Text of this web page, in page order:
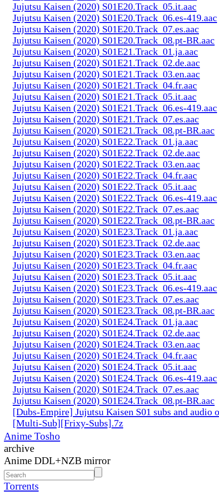
Jujutsu Kaisen (2020) S01E20.Track_05.it.aac
Jujutsu Kaisen (2020) S01E20.Track_06.es-419.aac
Jujutsu Kaisen (2020) S01E20.Track_07.es.aac
Jujutsu Kaisen (2020) S01E20.Track_08.pt-BR.aac
Jujutsu Kaisen (2020) S01E21.Track_01.ja.aac
Jujutsu Kaisen (2020) S01E21.Track_02.de.aac
Jujutsu Kaisen (2020) S01E21.Track_03.en.aac
Jujutsu Kaisen (2020) S01E21.Track_04.fr.aac
Jujutsu Kaisen (2020) S01E21.Track_05.it.aac
Jujutsu Kaisen (2020) S01E21.Track_06.es-419.aac
Jujutsu Kaisen (2020) S01E21.Track_07.es.aac
Jujutsu Kaisen (2020) S01E21.Track_08.pt-BR.aac
Jujutsu Kaisen (2020) S01E22.Track_01.ja.aac
Jujutsu Kaisen (2020) S01E22.Track_02.de.aac
Jujutsu Kaisen (2020) S01E22.Track_03.en.aac
Jujutsu Kaisen (2020) S01E22.Track_04.fr.aac
Jujutsu Kaisen (2020) S01E22.Track_05.it.aac
Jujutsu Kaisen (2020) S01E22.Track_06.es-419.aac
Jujutsu Kaisen (2020) S01E22.Track_07.es.aac
Jujutsu Kaisen (2020) S01E22.Track_08.pt-BR.aac
Jujutsu Kaisen (2020) S01E23.Track_01.ja.aac
Jujutsu Kaisen (2020) S01E23.Track_02.de.aac
Jujutsu Kaisen (2020) S01E23.Track_03.en.aac
Jujutsu Kaisen (2020) S01E23.Track_04.fr.aac
Jujutsu Kaisen (2020) S01E23.Track_05.it.aac
Jujutsu Kaisen (2020) S01E23.Track_06.es-419.aac
Jujutsu Kaisen (2020) S01E23.Track_07.es.aac
Jujutsu Kaisen (2020) S01E23.Track_08.pt-BR.aac
Jujutsu Kaisen (2020) S01E24.Track_01.ja.aac
Jujutsu Kaisen (2020) S01E24.Track_02.de.aac
Jujutsu Kaisen (2020) S01E24.Track_03.en.aac
Jujutsu Kaisen (2020) S01E24.Track_04.fr.aac
Jujutsu Kaisen (2020) S01E24.Track_05.it.aac
Jujutsu Kaisen (2020) S01E24.Track_06.es-419.aac
Jujutsu Kaisen (2020) S01E24.Track_07.es.aac
Jujutsu Kaisen (2020) S01E24.Track_08.pt-BR.aac
[Dubs-Empire] Jujutsu Kaisen S01 subs and
[Multi-Sub][Frixy-Subs].7z
Anime Tosho
archive
Anime DDL+NZB mirror
Torrents